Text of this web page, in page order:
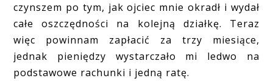
czynszem po tym, jak ojciec mnie okradł i wydał
całe oszczędności na kolejną działkę. Teraz
więc powinnam zapłacić za trzy miesiące,
jednak pieniędzy wystarczało mi ledwo na
podstawowe rachunki i jedną ratę.